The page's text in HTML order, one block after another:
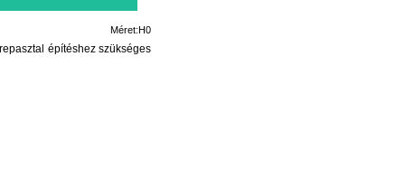
Méret:H0
építéshez szükséges